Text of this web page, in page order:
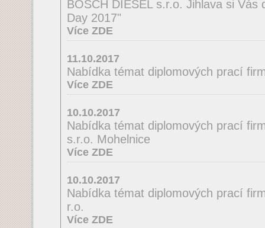
BOSCH DIESEL s.r.o. Jihlava si Vás
Day 2017"
Více ZDE
11.10.2017
Nabídka témat diplomových prací
Více ZDE
10.10.2017
Nabídka témat diplomových prací
s.r.o. Mohelnice
Více ZDE
10.10.2017
Nabídka témat diplomových prací
r.o.
Více ZDE